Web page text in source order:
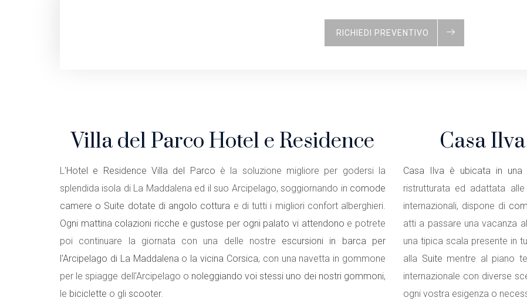
RICHIEDI PREVENTIVO
Villa del Parco Hotel e Residence
L'Hotel e Residence Villa del Parco è la soluzione migliore per godersi la
splendida isola di La Maddalena ed il suo Arcipelago, soggiornando in comode
camere o Suite dotate di angolo cottura e di tutti i migliori confort alberghieri.
Ogni mattina colazioni ricche e gustose per ogni palato vi attendono e potrete
poi continuare la giornata con una delle nostre escursioni in barca per
l'Arcipelago di La Maddalena o la vicina Corsica, con una navetta in gommone
per le spiagge dell'Arcipelago o noleggiando voi stessi uno dei nostri gommoni,
le biciclette o gli scooter.
Casa
Casa Ilva è ubicata in una
ristrutturata ed adattata
internazionali, dispone di
atti a passare una vacanza
una tipica scala presente in
alla Suite mentre al piano
internazionale con diverse
ogni vostra esigenza o